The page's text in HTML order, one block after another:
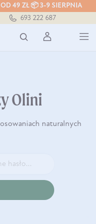
49 ZŁ 📦 3-9 SIERPNIA
693 222 687
Olini
naturalnych